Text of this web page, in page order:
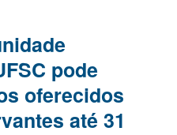
pode
oferecidos
até 31